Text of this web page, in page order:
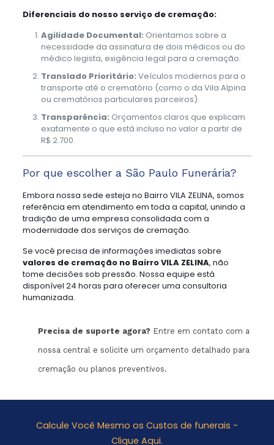
Diferenciais do nosso serviço de cremação:
Agilidade Documental: Orientamos sobre a
necessidade da assinatura de dois médicos ou do
médico legista, exigência legal para a cremação.
Translado Prioritário: Veículos modernos para o
transporte até o crematório (como o da Vila Alpina
ou crematórios particulares parceiros).
Transparência: Orçamentos claros que explicam
exatamente o que está incluso no valor a partir de
R$ 2.700.
Por que escolher a São Paulo Funerária?
Embora nossa sede esteja no Bairro VILA ZELINA, somos
referência em atendimento em toda a capital, unindo a
tradição de uma empresa consolidada com a
modernidade dos serviços de cremação.
Se você precisa de informações imediatas sobre
valores de cremação no Bairro VILA ZELINA, não
tome decisões sob pressão. Nossa equipe está
disponível 24 horas para oferecer uma consultoria
humanizada.
Precisa de suporte agora?Entre em contato com a
nossa central e solicite um orçamento detalhado para
cremação ou planos preventivos.
Calcule Você Mesmo os Custos de funerais -
Clique Aqui.